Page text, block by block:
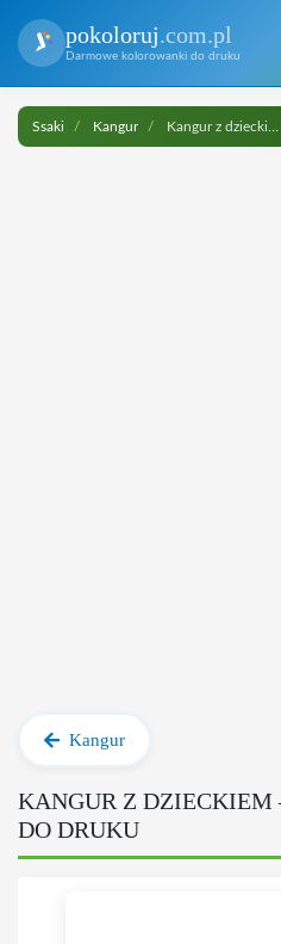
pokoloruj.com.pl
Darmowe kolorowanki do druku
Ssaki Kangur Kangur z dzieckiem do druku
Kangur
KANGUR Z
DO DRUKU